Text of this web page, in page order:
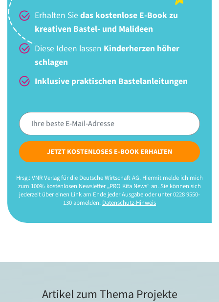
Erhalten Sie das kostenlose E-Book zu
kreativen Bastel- und Malideen
Diese Ideen lassen Kinderherzen höher
schlagen
Inklusive praktischen Bastelanleitungen
JETZT KOSTENLOSES E-BOOK ERHALTEN
Hrsg.: VNR Verlag für die Deutsche Wirtschaft AG. Hiermit melde ich mich
zum 100% kostenlosen Newsletter „PRO Kita News“ an. Sie können sich
jederzeit über einen Link am Ende jeder Ausgabe oder unter 0228 9550-
130 abmelden. Datenschutz-Hinweis
Artikel zum Thema Projekte